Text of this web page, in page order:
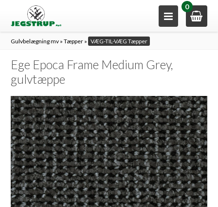
0
Gulvbelægning mv »Tæpper » VÆG-TIL-VÆG Tæpper
Ege Epoca Frame Medium Grey,
gulvtæppe